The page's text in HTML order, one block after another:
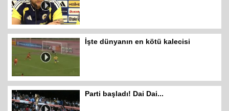
İşte dünyanın en kötü kalecisi
Parti başladı! Dai Dai...